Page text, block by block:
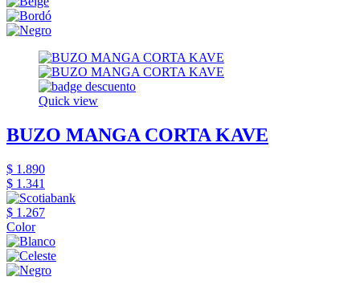
Quick view
BUZO MANGA CORTA KAVE
$ 1.890
$ 1.341
$ 1.267
Color